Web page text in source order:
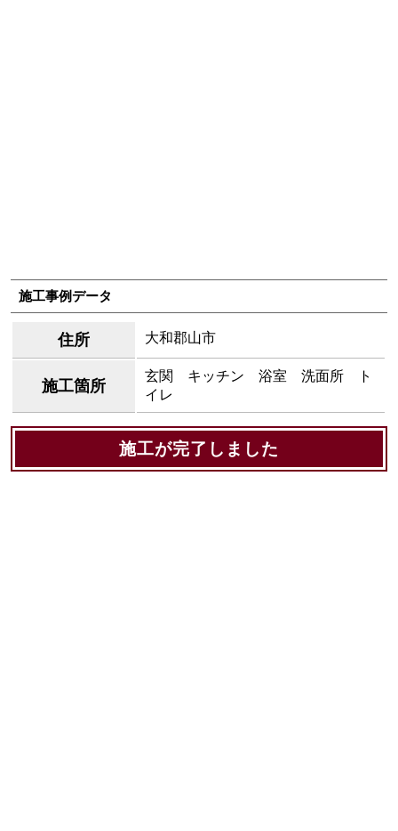
施工事例データ
住所 大和郡山市
施工箇所
玄関 キッチン 浴室 洗面所 ト
イレ
施工が完了しました